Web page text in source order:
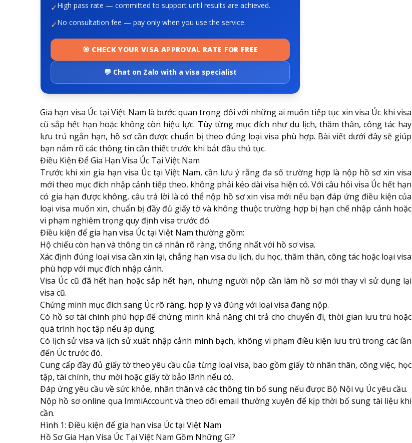
✓High pass rate — committed to support until results are achieved.
✓No consultation fee — pay only when you use the service.
🎯 CHECK YOUR VISA APPROVAL RATE FOR FREE
💬 Chat on Zalo with a visa specialist
Gia hạn visa Úc tại Việt Nam là bước quan trọng đối với những ai muốn tiếp tục xin visa Úc khi visa
cũ sắp hết hạn hoặc không còn hiệu lực. Tùy từng mục đích như du lịch, thăm thân, công tác hay
lưu trú ngắn hạn, hồ sơ cần được chuẩn bị theo đúng loại visa phù hợp. Bài viết dưới đây sẽ giúp
bạn nắm rõ các thông tin cần thiết trước khi bắt đầu thủ tục.
Điều Kiện Để Gia Hạn Visa Úc Tại Việt Nam
Trước khi xin gia hạn visa Úc tại Việt Nam, cần lưu ý rằng đa số trường hợp là nộp hồ sơ xin visa
mới theo mục đích nhập cảnh tiếp theo, không phải kéo dài visa hiện có. Với câu hỏi visa Úc hết hạn
có gia hạn được không, câu trả lời là có thể nộp hồ sơ xin visa mới nếu bạn đáp ứng điều kiện của
loại visa muốn xin, chuẩn bị đầy đủ giấy tờ và không thuộc trường hợp bị hạn chế nhập cảnh hoặc
vi phạm nghiêm trọng quy định visa trước đó.
Điều kiện để gia hạn visa Úc tại Việt Nam thường gồm:
Hộ chiếu còn hạn và thông tin cá nhân rõ ràng, thống nhất với hồ sơ visa.
Xác định đúng loại visa cần xin lại, chẳng hạn visa du lịch, du học, thăm thân, công tác hoặc loại visa
phù hợp với mục đích nhập cảnh.
Visa Úc cũ đã hết hạn hoặc sắp hết hạn, nhưng người nộp cần làm hồ sơ mới thay vì sử dụng lại
visa cũ.
Chứng minh mục đích sang Úc rõ ràng, hợp lý và đúng với loại visa đang nộp.
Có hồ sơ tài chính phù hợp để chứng minh khả năng chi trả cho chuyến đi, thời gian lưu trú hoặc
quá trình học tập nếu áp dụng.
Có lịch sử visa và lịch sử xuất nhập cảnh minh bạch, không vi phạm điều kiện lưu trú trong các lần
đến Úc trước đó.
Cung cấp đầy đủ giấy tờ theo yêu cầu của từng loại visa, bao gồm giấy tờ nhân thân, công việc, học
tập, tài chính, thư mời hoặc giấy tờ bảo lãnh nếu có.
Đáp ứng yêu cầu về sức khỏe, nhân thân và các thông tin bổ sung nếu được Bộ Nội vụ Úc yêu cầu.
Nộp hồ sơ online qua ImmiAccount và theo dõi email thường xuyên để kịp thời bổ sung tài liệu khi
cần.
Hình 1: Điều kiện để gia hạn visa Úc tại Việt Nam
Hồ Sơ Gia Hạn Visa Úc Tại Việt Nam Gồm Những Gì?